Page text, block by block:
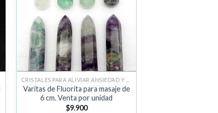
Varitas de Fluorita para masaje de
6 cm. Venta por unidad
$9.900